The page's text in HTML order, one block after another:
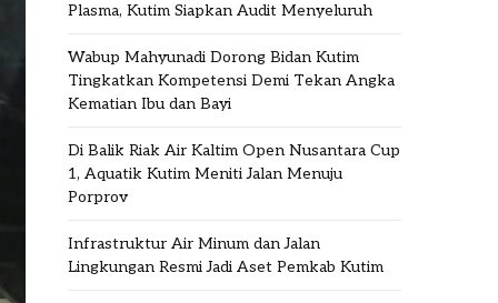
Plasma, Kutim Siapkan Audit Menyeluruh
Wabup Mahyunadi Dorong Bidan Kutim
Tingkatkan Kompetensi Demi Tekan Angka
Kematian Ibu dan Bayi
Di Balik Riak Air Kaltim Open Nusantara Cup
1, Aquatik Kutim Meniti Jalan Menuju
Porprov
Infrastruktur Air Minum dan Jalan
Lingkungan Resmi Jadi Aset Pemkab Kutim